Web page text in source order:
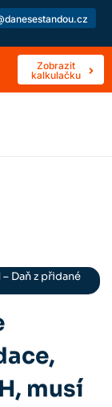
Zobrazit
kalkulačku
Daň z přidané
musí